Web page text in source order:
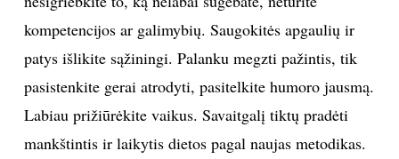
kompetencijos ar galimybių. Saugokitės apgaulių ir
patys išlikite sąžiningi. Palanku megzti pažintis, tik
pasistenkite gerai atrodyti, pasitelkite humoro jausmą.
Labiau prižiūrėkite vaikus. Savaitgalį tiktų pradėti
mankštintis ir laikytis dietos pagal naujas metodikas.